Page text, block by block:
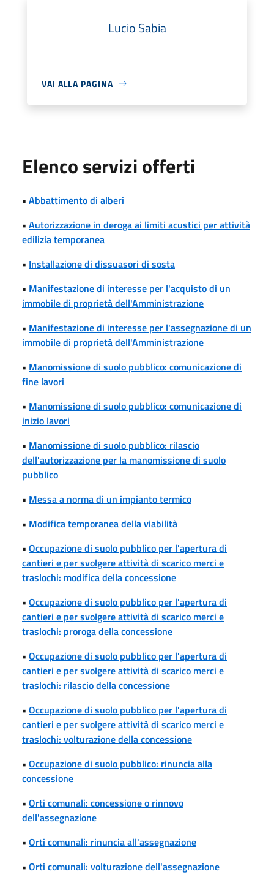
Lucio Sabia
VAI ALLA PAGINA
Elenco servizi offerti
• Abbattimento di alberi
• Autorizzazione in deroga ai limiti acustici per attività
edilizia temporanea
• Installazione di dissuasori di sosta
• Manifestazione di interesse per l'acquisto di un
immobile di proprietà dell'Amministrazione
• Manifestazione di interesse per l'assegnazione di un
immobile di proprietà dell'Amministrazione
• Manomissione di suolo pubblico: comunicazione di
fine lavori
• Manomissione di suolo pubblico: comunicazione di
inizio lavori
• Manomissione di suolo pubblico: rilascio
dell'autorizzazione per la manomissione di suolo
pubblico
• Messa a norma di un impianto termico
• Modifica temporanea della viabilità
• Occupazione di suolo pubblico per l'apertura di
cantieri e per svolgere attività di scarico merci e
traslochi: modifica della concessione
• Occupazione di suolo pubblico per l'apertura di
cantieri e per svolgere attività di scarico merci e
traslochi: proroga della concessione
• Occupazione di suolo pubblico per l'apertura di
cantieri e per svolgere attività di scarico merci e
traslochi: rilascio della concessione
• Occupazione di suolo pubblico per l'apertura di
cantieri e per svolgere attività di scarico merci e
traslochi: volturazione della concessione
• Occupazione di suolo pubblico: rinuncia alla
concessione
• Orti comunali: concessione o rinnovo
dell'assegnazione
• Orti comunali: rinuncia all'assegnazione
• Orti comunali: volturazione dell'assegnazione